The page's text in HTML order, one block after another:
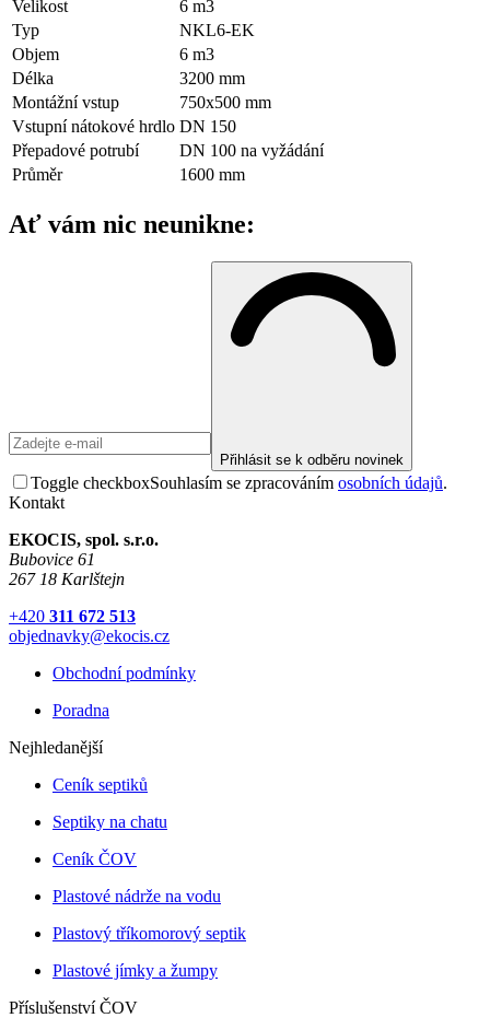
Velikost
6 m3
Typ
NKL6-EK
Objem
6 m3
Délka
3200 mm
Montážní vstup
750x500 mm
Vstupní nátokové hrdlo DN 150
Přepadové potrubí
DN 100 na vyžádání
Průměr
1600 mm
Ať vám nic neunikne:
Přihlásit se k odběru novinek
Toggle checkboxSouhlasím se zpracováním osobních údajů.
Kontakt
EKOCIS, spol. s.r.o.
Bubovice 61
267 18 Karlštejn
+420 311 672 513
objednavky@ekocis.cz
Obchodní podmínky
Poradna
Nejhledanější
Ceník septiků
Septiky na chatu
Ceník ČOV
Plastové nádrže na vodu
Plastový tříkomorový septik
Plastové jímky a žumpy
Příslušenství ČOV